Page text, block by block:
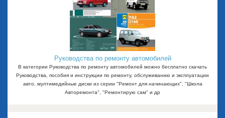
Руководства по ремонту автомобилей
В категории Руководства по ремонту автомобилей можно бесплатно скачать
Руководства, пособия и инструкции по ремонту, обслуживанию и эксплуатации
авто, мултимедийные диски из серии "Ремонт для начинающих", "Школа
Авторемонта", "Ремонтирую сам" и др